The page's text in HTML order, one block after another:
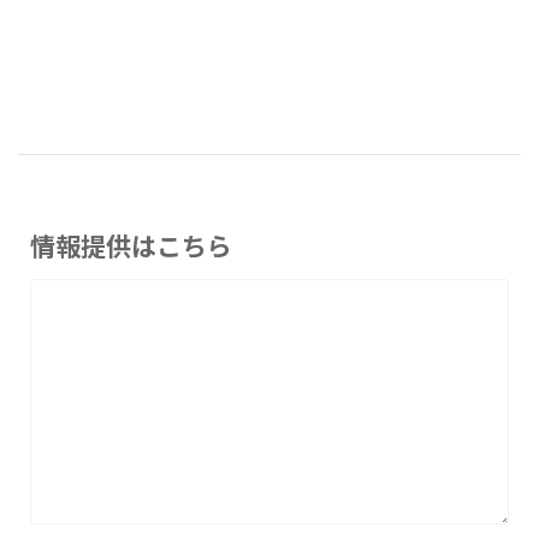
情報提供はこちら